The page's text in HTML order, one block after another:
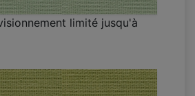
limité jusqu'à